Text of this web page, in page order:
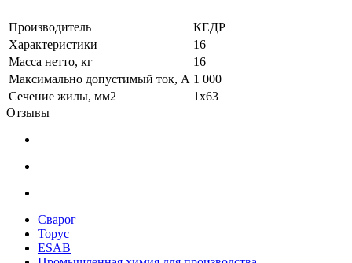
Производитель
КЕДР
Характеристики
16
Масса нетто, кг
16
Максимально допустимый ток, А 1 000
Сечение жилы, мм2
1x63
Отзывы
Сварог
Торус
ESAB